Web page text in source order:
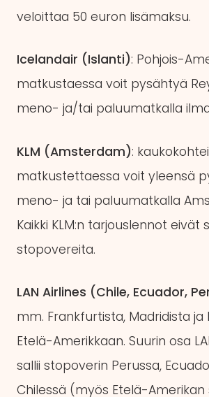
veloittaa 50 euron lisämaksu.
Icelandair (Islanti): Pohjois-
matkustaessa voit pysähtyä
meno- ja/tai paluumatkalla
KLM (Amsterdam):
matkustettaessa voit yleensä
meno- ja tai paluumatkalla
Kaikki KLM:n tarjouslennot eivät
stopovereita.
LAN Airlines (Chile, Ecuador,
mm. Frankfurtista, Madridista ja
Etelä-Amerikkaan. Suurin osa
sallii stopoverin Perussa,
Chilessä (myös Etelä-Amerikan